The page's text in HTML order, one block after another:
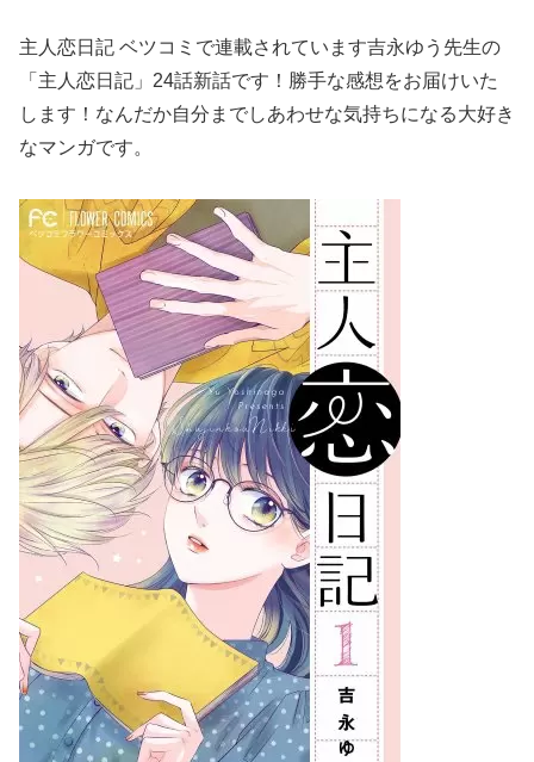
主人恋日記 ベツコミで連載されています吉永ゆう先生の
「主人恋日記」24話新話です！勝手な感想をお届けいた
します！なんだか自分までしあわせな気持ちになる大好き
なマンガです。